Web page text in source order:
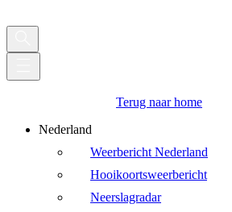
Terug naar home
Nederland
Weerbericht Nederland
Hooikoortsweerbericht
Neerslagradar